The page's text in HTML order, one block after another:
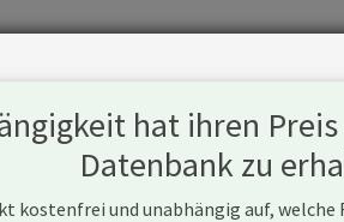
hat ihren
Datenbank zu
kostenfrei und unabhängig auf,